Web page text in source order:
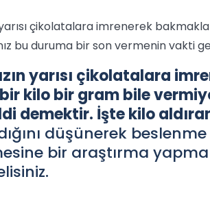
yarısı çikolatalara imrenerek
bu duruma bir son vermenin vakti
yarısı çikolatalara
kilo bir gram bile
demektir. İşte kilo
düşünerek
bir araştırma